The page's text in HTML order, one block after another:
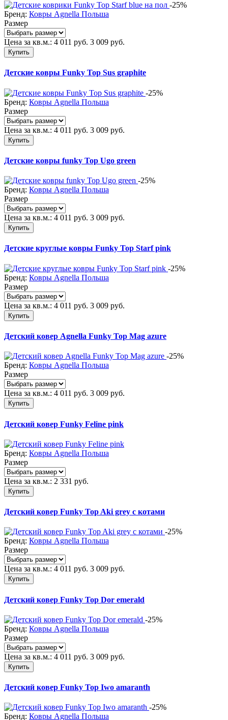
-25%
Бренд: Ковры Agnella Польша
Размер
Цена за кв.м.: 4 011 руб. 3 009 руб.
Купить
Детские ковры Funky Top Sus graphite
-25%
Бренд: Ковры Agnella Польша
Размер
Цена за кв.м.: 4 011 руб. 3 009 руб.
Купить
Детские ковры funky Top Ugo green
-25%
Бренд: Ковры Agnella Польша
Размер
Цена за кв.м.: 4 011 руб. 3 009 руб.
Купить
Детские круглые ковры Funky Top Starf pink
-25%
Бренд: Ковры Agnella Польша
Размер
Цена за кв.м.: 4 011 руб. 3 009 руб.
Купить
Детский ковер Agnella Funky Top Mag azure
-25%
Бренд: Ковры Agnella Польша
Размер
Цена за кв.м.: 4 011 руб. 3 009 руб.
Купить
Детский ковер Funky Feline pink
Бренд: Ковры Agnella Польша
Размер
Цена за кв.м.: 2 331 руб.
Купить
Детский ковер Funky Top Aki grey с котами
-25%
Бренд: Ковры Agnella Польша
Размер
Цена за кв.м.: 4 011 руб. 3 009 руб.
Купить
Детский ковер Funky Top Dor emerald
-25%
Бренд: Ковры Agnella Польша
Размер
Цена за кв.м.: 4 011 руб. 3 009 руб.
Купить
Детский ковер Funky Top Iwo amaranth
-25%
Бренд: Ковры Agnella Польша